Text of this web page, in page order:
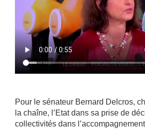
Pour le sénateur Bernard Delcros,
la chaîne, l’Etat dans sa prise de
collectivités dans